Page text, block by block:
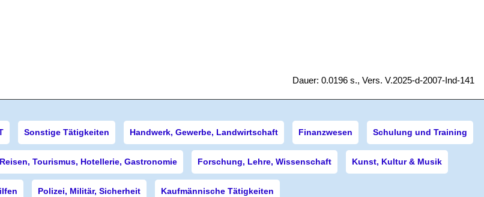
Dauer: 0.0196 s., Vers. V.2025-d-2007-Ind-141
Sonstige Tätigkeiten Handwerk, Gewerbe, Landwirtschaft Finanzwesen Schulung und Training
Reisen, Tourismus, Hotellerie, Gastronomie Forschung, Lehre, Wissenschaft Kunst, Kultur & Musik
Polizei, Militär, Sicherheit Kaufmännische Tätigkeiten